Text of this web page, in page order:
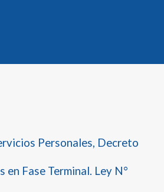
Personales, Decreto
en Fase Terminal. Ley N°